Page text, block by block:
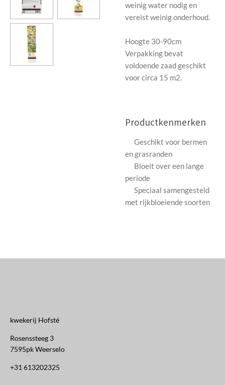
weinig water nodig en
vereist weinig onderhoud.
Hoogte 30-90cm
Verpakking bevat
voldoende zaad geschikt
voor circa 15 m2.
Productkenmerken
Geschikt voor bermen
en grasranden
Bloeit over een lange
periode
Speciaal samengesteld
met rijkbloeiende soorten
kwekerij Hofsté
Rosenssteeg 3
7595pk Weerselo
+31 613202325